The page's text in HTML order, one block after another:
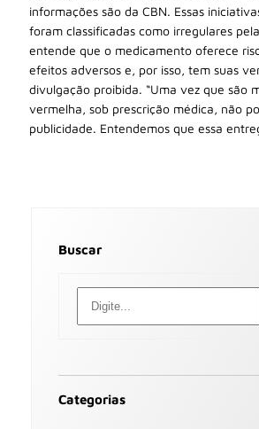
informações são da CBN. Essas
foram classificadas como irregulares
entende que o medicamento oferece
efeitos adversos e, por isso, tem suas
divulgação proibida. “Uma vez que são
vermelha, sob prescrição médica, não
publicidade. Entendemos que essa
Buscar
Categorias